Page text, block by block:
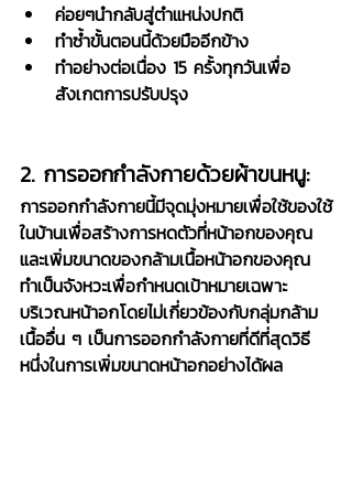
ค่อยๆนำกลับสู่ตำแหน่งปกติ
ทำซ้ำขั้นตอนนี้ด้วยมืออีกข้าง
ทำอย่างต่อเนื่อง 15 ครั้งทุกวันเพื่อ
สังเกตการปรับปรุง
2. การออกกำลังกายด้วยผ้าขนหนู:
การออกกำลังกายนี้มีจุดมุ่งหมายเพื่อใช้ของใช้
ในบ้านเพื่อสร้างการหดตัวที่หน้าอกของคุณ
และเพิ่มขนาดของกล้ามเนื้อหน้าอกของคุณ
ทำเป็นจังหวะเพื่อกำหนดเป้าหมายเฉพาะ
บริเวณหน้าอกโดยไม่เกี่ยวข้องกับกลุ่มกล้าม
เนื้ออื่น ๆ เป็นการออกกำลังกายที่ดีที่สุดวิธี
หนึ่งในการเพิ่มขนาดหน้าอกอย่างได้ผล